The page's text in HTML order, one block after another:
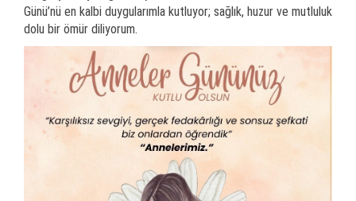
Günü’nü en kalbi duygularımla kutluyor; sağlık, huzur ve mutluluk
dolu bir ömür diliyorum.